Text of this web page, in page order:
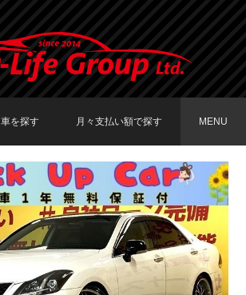
車を探す
車種で探す
メーカーで探す
月々支払い額で探す
〜19,999円
20,000円〜29,999円
30,000円〜39,999円
40,000円〜49,999円
50,000円〜
MENU